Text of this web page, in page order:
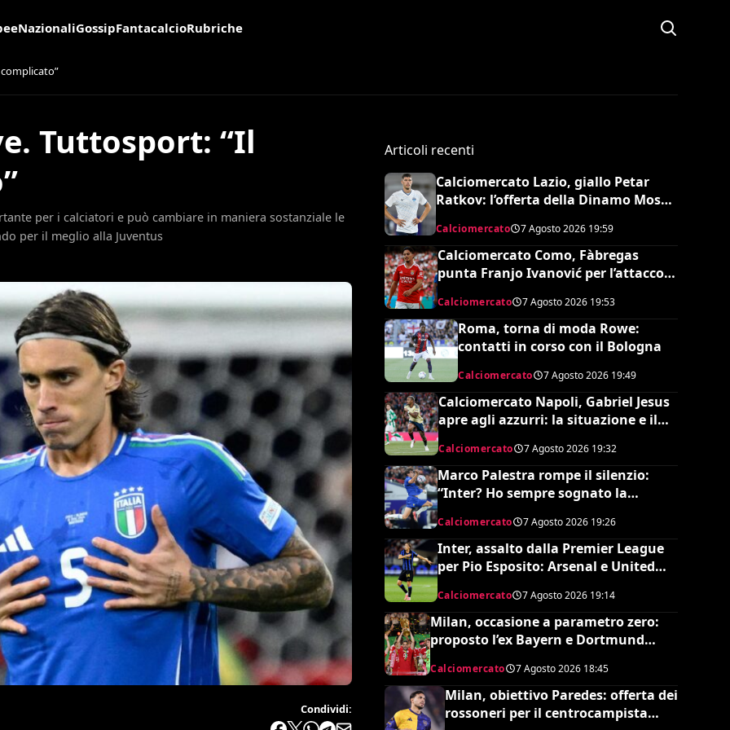
NazionaliGossipFantacalcioRubriche
Tuttosport: “Il
per i calciatori e può cambiare in maniera sostanziale le
per il meglio alla Juventus
Condividi:
Articoli recenti
Calciomercato Lazio, giallo Petar
Ratkov: l’offerta della Dinamo Mosca
e la smentita dell’agente
Calciomercato 7 Agosto 2026 19:59
Calciomercato Como, Fàbregas
punta Franjo Ivanović per l’attacco:
il punto sulla trattativa
Calciomercato 7 Agosto 2026 19:53
Roma, torna di moda Rowe:
contatti in corso con il Bologna
Calciomercato 7 Agosto 2026 19:49
Calciomercato Napoli, Gabriel Jesus
apre agli azzurri: la situazione e il
Calciomercato 7 Agosto 2026 19:32
Marco Palestra rompe il silenzio:
“Inter? Ho sempre sognato la
Calciomercato 7 Agosto 2026 19:26
Inter, assalto dalla Premier League
per Pio Esposito: Arsenal e United
pronti al maxi rilancio
Calciomercato 7 Agosto 2026 19:14
Milan, occasione a parametro zero:
proposto l’ex Bayern e Dortmund
modulo
Calciomercato 7 Agosto 2026 18:45
Milan, obiettivo Paredes: offerta dei
rossoneri per il centrocampista